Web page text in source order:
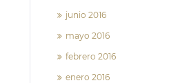
junio 2016
mayo 2016
febrero 2016
enero 2016